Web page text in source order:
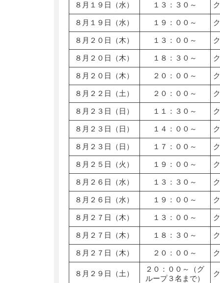
８月１９日（水） １３：３０～
８月１９日（水） １９：００～
８月２０日（木） １３：００～
８月２０日（木） １８：３０～
８月２０日（木） ２０：００～
８月２２日（土） ２０：００～
８月２３日（日） １１：３０～
８月２３日（日） １４：００～
８月２３日（日） １７：００～
８月２５日（火） １９：００～
８月２６日（水） １３：３０～
８月２６日（水） １９：００～
８月２７日（木） １３：００～
８月２７日（木） １８：３０～
８月２７日（木） ２０：００～
８月２９日（土）
２０：００～（グ
ループ３名まで）